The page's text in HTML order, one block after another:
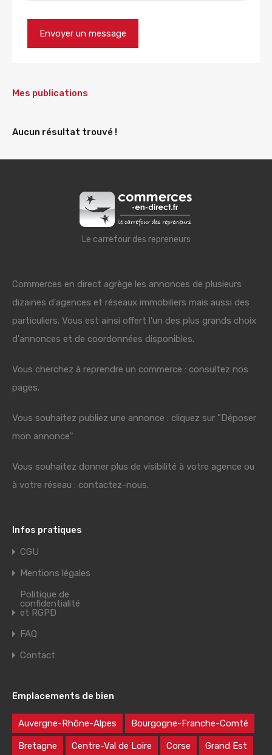
Mes publications
Aucun résultat trouvé !
Le carrefour des repreneurs
Commerces en direct agrège les annonces de plusieurs
dizaines d'agences et réseaux immobiliers mais aussi des
particuliers. Vous est ainsi offert l'un des plus grands choix
d'annonces et de coordonnées disponibles.
Vous cherchez à reprendre un commerce : consultez nos
pages.
Vous souhaitez publiez une annonce : cliquez sur "Déposer
mon annonce"
Vous souhaitez donner plus de visibilité à votre agence ou
à votre réseau : contactez-nous.
Infos pratiques
CGU
Mentions légales
Politique de
confidentialité
et RGPD
FAQ
Contact
Emplacements de bien
Auvergne-Rhône-Alpes Bourgogne-Franche-Comté
Bretagne Centre-Val de Loire Corse Grand Est